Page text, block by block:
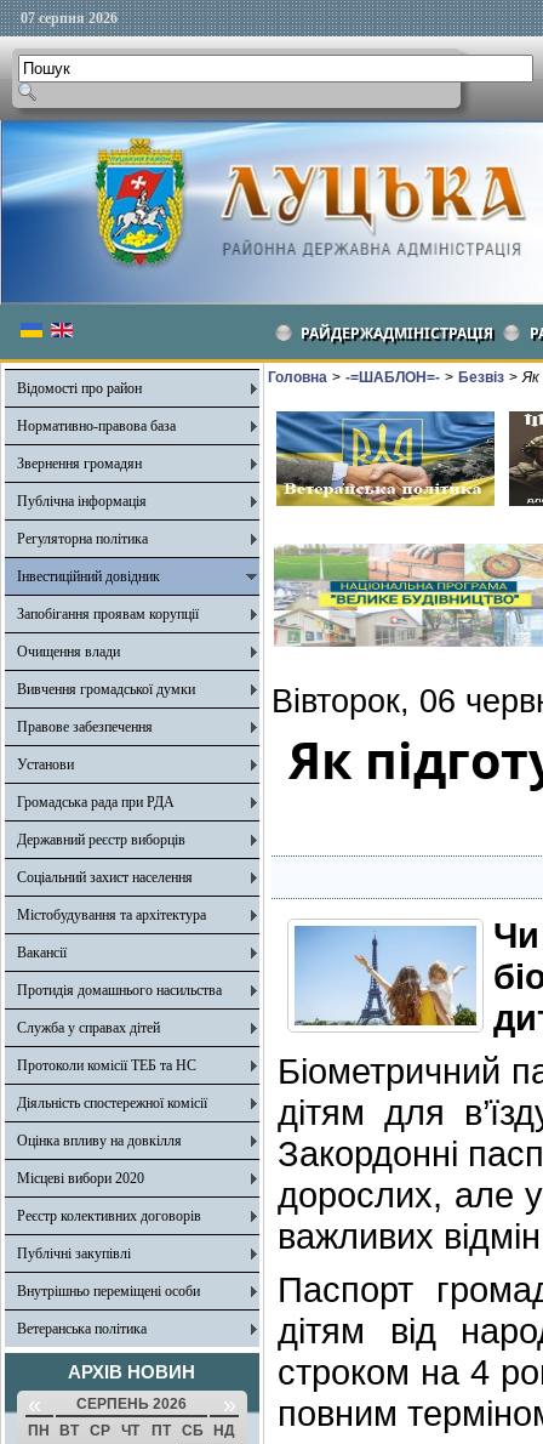
07 серпня 2026
РАЙДЕРЖАДМІНІСТРАЦІЯ
Відомості про район
Нормативно-правова база
Звернення громадян
Публічна інформація
Регуляторна політика
Інвестиційний довідник
Запобігання проявам корупції
Очищення влади
Вивчення громадської думки
Правове забезпечення
Установи
Громадська рада при РДА
Державний реєстр виборців
Соціальний захист населення
Містобудування та архітектура
Вакансії
Протидія домашнього насильства
Служба у справах дітей
Протоколи комісії ТЕБ та НС
Діяльність спостережної комісії
Оцінка впливу на довкілля
Місцеві вибори 2020
Реєстр колективних договорів
Публічні закупівлі
Внутрішньо переміщені особи
Ветеранська політика
АРХІВ НОВИН
« СЕРПЕНЬ 2026 »
ПН ВТ СР ЧТ ПТ СБ
НД
Головна > -=ШАБЛОН=- > Безвіз > Як
Вівторок, 06
Як
Біометричний
дітям для
Закордонні
дорослих, але
важливих
Паспорт
дітям від
строком на 4
повним